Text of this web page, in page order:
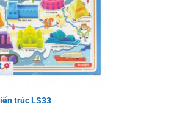
trúc LS33